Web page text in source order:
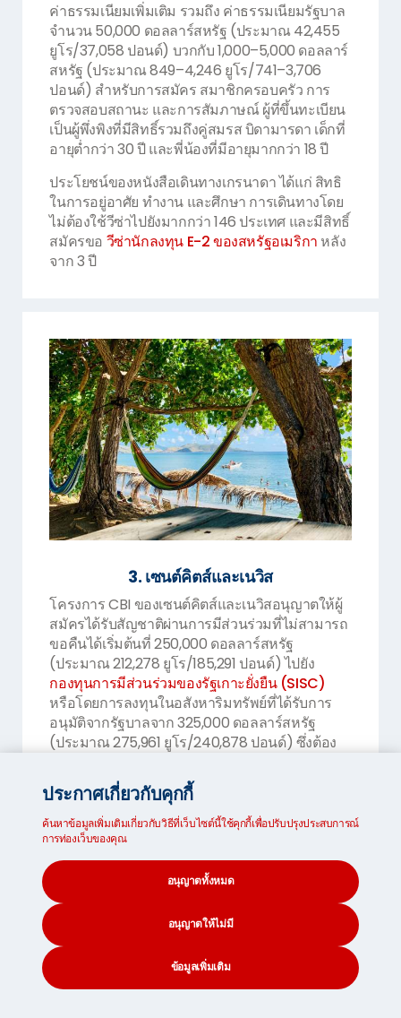
ค่าธรรมเนียมเพิ่มเติม รวมถึง ค่าธรรมเนียมรัฐบาล
จำนวน 50,000 ดอลลาร์สหรัฐ (ประมาณ 42,455
ยูโร/37,058 ปอนด์) บวกกับ 1,000–5,000 ดอลลาร์
สหรัฐ (ประมาณ 849–4,246 ยูโร/741–3,706
ปอนด์) สำหรับการสมัคร สมาชิกครอบครัว การ
ตรวจสอบสถานะ และการสัมภาษณ์ ผู้ที่ขึ้นทะเบียน
เป็นผู้พึ่งพิงที่มีสิทธิ์รวมถึงคู่สมรส บิดามารดา เด็กที่
อายุต่ำกว่า 30 ปี และพี่น้องที่มีอายุมากกว่า 18 ปี
ประโยชน์ของหนังสือเดินทางเกรนาดา ได้แก่ สิทธิ
ในการอยู่อาศัย ทำงาน และศึกษา การเดินทางโดย
ไม่ต้องใช้วีซ่าไปยังมากกว่า 146 ประเทศ และมีสิทธิ์
สมัครขอ วีซ่านักลงทุน E-2 ของสหรัฐอเมริกา หลัง
จาก 3 ปี
3. เซนต์คิตส์และเนวิส
โครงการ CBI ของเซนต์คิตส์และเนวิสอนุญาตให้ผู้
สมัครได้รับสัญชาติผ่านการมีส่วนร่วมที่ไม่สามารถ
ขอคืนได้เริ่มต้นที่ 250,000 ดอลลาร์สหรัฐ
(ประมาณ 212,278 ยูโร/185,291 ปอนด์) ไปยัง
กองทุนการมีส่วนร่วมของรัฐเกาะยั่งยืน (SISC)
หรือโดยการลงทุนในอสังหาริมทรัพย์ที่ได้รับการ
อนุมัติจากรัฐบาลจาก 325,000 ดอลลาร์สหรัฐ
(ประมาณ 275,961 ยูโร/240,878 ปอนด์) ซึ่งต้อง
ค่าธรรมเนียมเพิ่มเติมตั้งแต่ 10,000-50,000 เหรียญ
สหรัฐ (ประมาณ 8,491-42,456 ยูโร / 7,412-
37,058 ปอนด์) ครอบคลุมการตรวจสอบสถานะ
และผู้ที่อยู่ในอุปการะอายุต่ำกว่า 18 ปี หรือ 18-26 ปี
หนังสือเดินทางเซนต์คิตส์และเนวิสให้สิทธิพลเมือง
เต็มรูปแบบสำหรับสมาชิกครอบครัวที่มีคุณสมบัติ
อนุญาตให้ถือ
และให้สิทธิ์เข้าประเทศได้
โดยไม่ต้องขอวีซ่าสำหรับ 154 ประเทศ
x
Sign up to find out
ประกาศเกี่ยวกับคุกกี้
ค้นหาข้อมูลเพิ่มเติมเกี่ยวกับวิธีที่เว็บไซต์นี้ใช้คุกกี้เพื่อปรับปรุงประสบการณ์
การท่องเว็บของคุณ
อนุญาตทั้งหมด
อนุญาตให้ไม่มี
ข้อมูลเพิ่มเติม